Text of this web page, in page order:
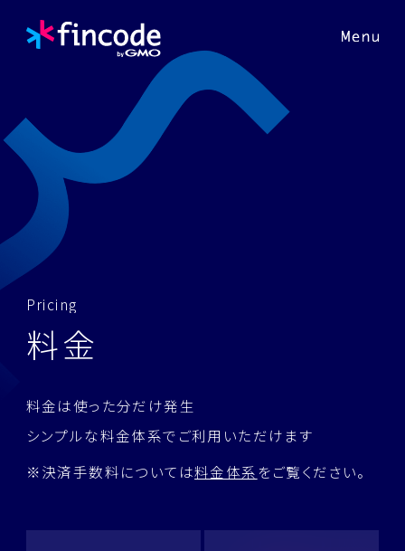
Prici ng
料金
料金は使った分だけ発生
シンプルな料金体系でご利用いただけます
※決済手数料については料金体系をご覧ください。